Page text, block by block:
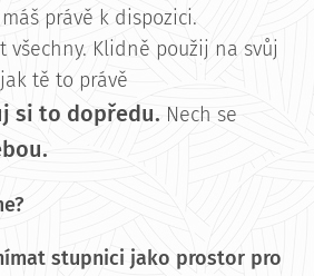
právě k dispozici.
všechny. Klidně použij na svůj
jak tě to právě
si to dopředu. Nech se
stupnici jako prostor pro